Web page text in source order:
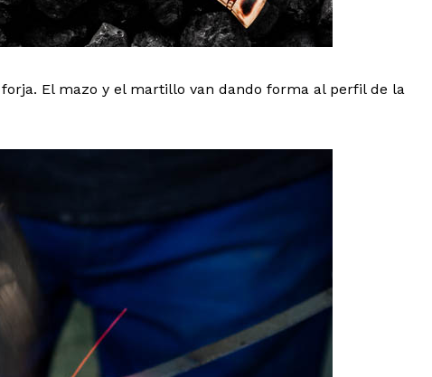
El mazo y el martillo van dando forma al perfil de la